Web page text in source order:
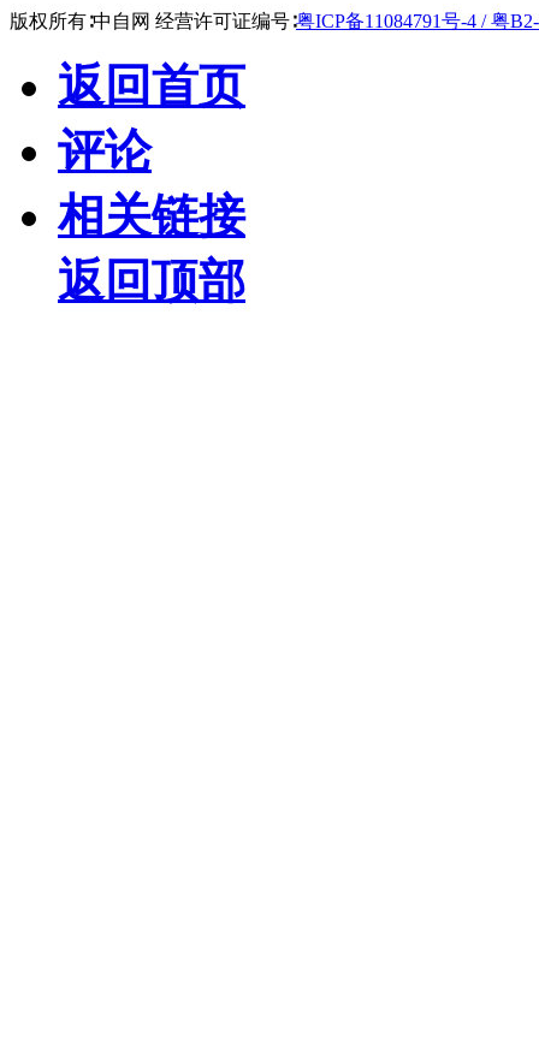
版权所有∶中自网 经营许可证编号∶粤ICP备11084791号-4 / 粤
返回首页
评论
相关链接
返回顶部